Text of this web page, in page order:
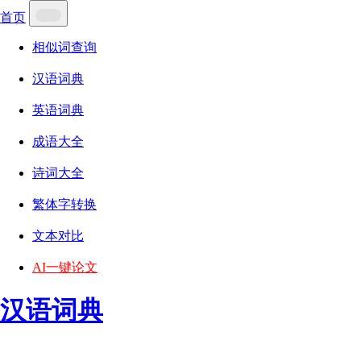
首页
相似词查询
汉语词典
英语词典
成语大全
诗词大全
繁体字转换
文本对比
AI一键论文
汉语词典